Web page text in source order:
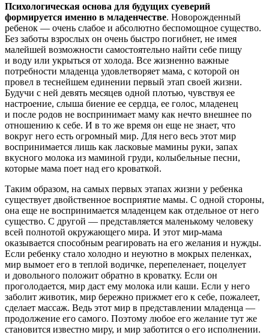
Психологическая основа для будущих суеверий
формируется именно в младенчестве. Новорожденный
ребенок — очень слабое и абсолютно беспомощное существо.
Без заботы взрослых он очень быстро погибнет, не имея
малейшей возможности самостоятельно найти себе пищу
и воду или укрыться от холода. Все жизненно важные
потребности младенца удовлетворяет мама, с которой он
провел в теснейшем единении первый этап своей жизни.
Будучи с ней девять месяцев одной плотью, чувствуя ее
настроение, слыша биение ее сердца, ее голос, младенец
и после родов не воспринимает маму как нечто внешнее по
отношению к себе. И в то же время он еще не знает, что
вокруг него есть огромный мир. Для него весь этот мир
воспринимается лишь как ласковые мамины руки, запах
вкусного молока из маминой груди, колыбельные песни,
которые мама поет над его кроваткой.
Таким образом, на самых первых этапах жизни у ребенка
существует двойственное восприятие мамы. С одной стороны,
она еще не воспринимается младенцем как отдельное от него
существо. С другой — представляется маленькому человеку
всей полнотой окружающего мира. И этот мир-мама
оказывается способным реагировать на его желания и нужды.
Если ребенку стало холодно и неуютно в мокрых пеленках,
мир вымоет его в теплой водичке, перепеленает, поцелует
и довольного положит обратно в кроватку. Если он
проголодается, мир даст ему молока или каши. Если у него
заболит животик, мир бережно прижмет его к себе, пожалеет,
сделает массаж. Ведь этот мир в представлении младенца —
продолжение его самого. Поэтому любое его желание тут же
становится известно миру, и мир заботится о его исполнении.